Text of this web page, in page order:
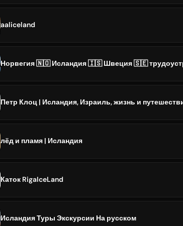
aaliceland
Норвегия 🇳🇴 Исландия 🇮🇸 Швеция 🇸🇪
Петр Клоц | Исландия, Израиль, жизнь и
лёд и пламя | Исландия
Каток RigaIceLand
Исландия Туры Экскурсии На русском